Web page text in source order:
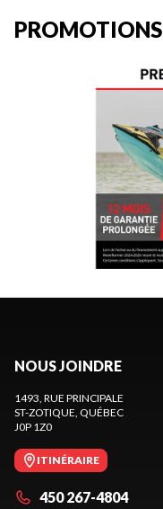
PROMOTIONS
NOUS JOINDRE
1493, RUE PRINCIPALE
ST-ZOTIQUE, QUÉBEC
J0P 1Z0
ITINÉRAIRE
450 267-4804